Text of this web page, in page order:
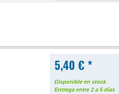
5,40 € *
Disponible en stock
Entrega entre 2 a 5 días